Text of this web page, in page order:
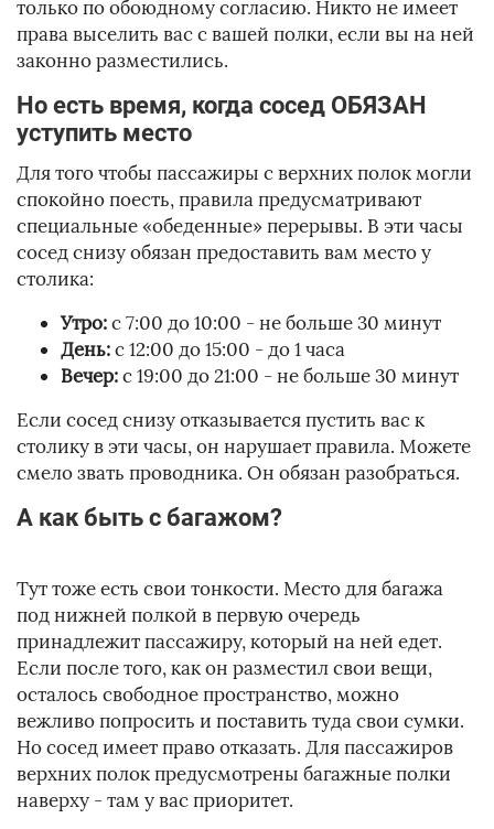
только по обоюдному согласию. Никто не имеет
права выселить вас с вашей полки, если вы на ней
законно разместились.
Но есть время, когда сосед ОБЯЗАН
уступить место
Для того чтобы пассажиры с верхних полок могли
спокойно поесть, правила предусматривают
специальные «обеденные» перерывы. В эти часы
сосед снизу обязан предоставить вам место у
столика:
Утро:с 7:00 до 10:00 - не больше 30 минут
День:с 12:00 до 15:00 - до 1 часа
Вечер:с 19:00 до 21:00 - не больше 30 минут
Если сосед снизу отказывается пустить вас к
столику в эти часы, он нарушает правила. Можете
смело звать проводника. Он обязан разобраться.
А как быть с багажом?
Тут тоже есть свои тонкости. Место для багажа
под нижней полкой в первую очередь
принадлежит пассажиру, который на ней едет.
Если после того, как он разместил свои вещи,
осталось свободное пространство, можно
вежливо попросить и поставить туда свои сумки.
Но сосед имеет право отказать. Для пассажиров
верхних полок предусмотрены багажные полки
наверху - там у вас приоритет.